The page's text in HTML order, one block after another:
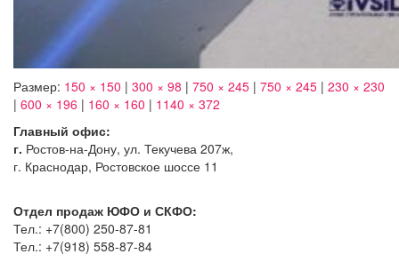
Размер: 150 × 150 | 300 × 98 | 750 × 245 | 750 × 245 | 230 × 230
| 600 × 196 | 160 × 160 | 1140 × 372
Главный офис:
г. Ростов-на-Дону, ул. Текучева 207ж,
г. Краснодар, Ростовское шоссе 11
Отдел продаж ЮФО и СКФО:
Тел.: +7(800) 250-87-81
Тел.: +7(918) 558-87-84